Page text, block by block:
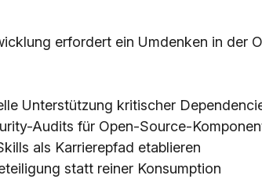
erfordert ein Umdenken in der
Unterstützung kritischer
Audits für Open-Source-
als Karrierepfad etablieren
statt reiner Konsumption